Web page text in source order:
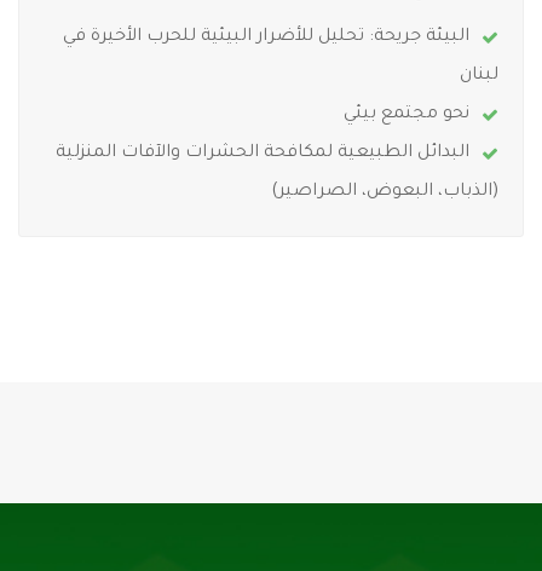
البيئة جريحة: تحليل للأضرار البيئية للحرب الأخيرة في
لبنان
نحو مجتمع بيئي
البدائل الطبيعية لمكافحة الحشرات والآفات المنزلية
(الذباب، البعوض، الصراصير)